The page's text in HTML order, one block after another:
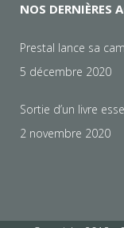
NOS DERNIÈRES
Prestal lance sa
5 décembre 2020
Sortie d’un livre
2 novembre 2020